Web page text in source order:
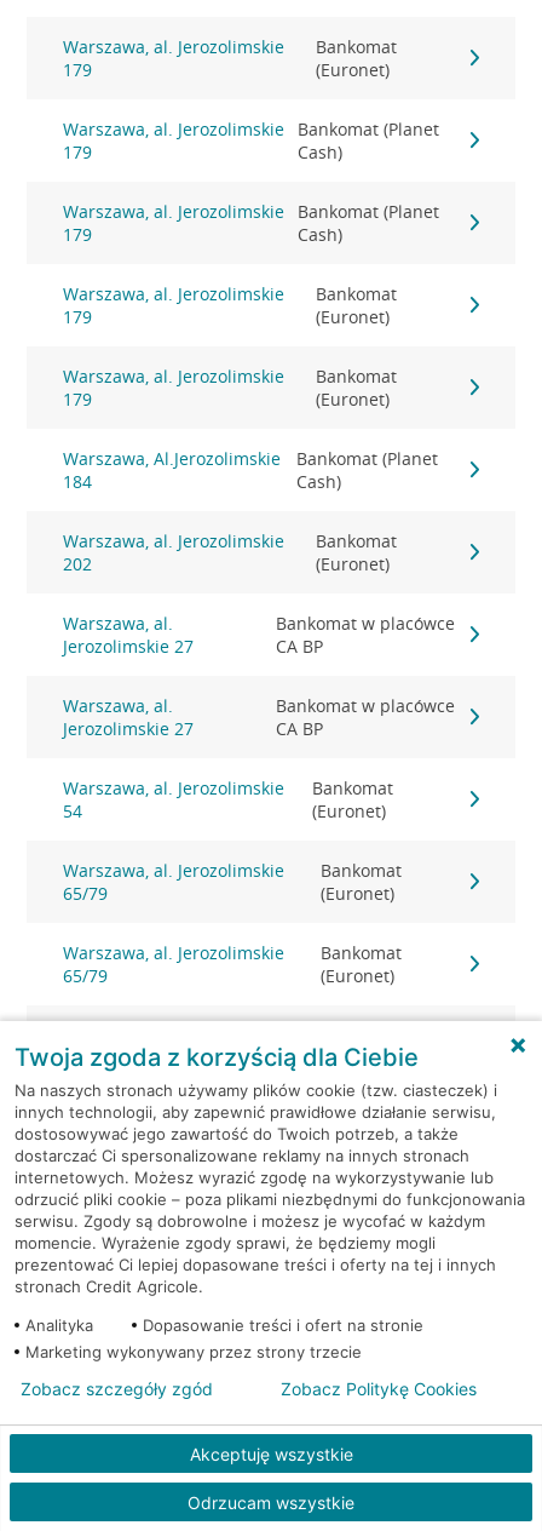
Warszawa, al. Jerozolimskie
179
Bankomat
(Euronet)
Warszawa, al. Jerozolimskie
179
Bankomat (Planet
Cash)
Warszawa, al. Jerozolimskie
179
Bankomat (Planet
Cash)
Warszawa, al. Jerozolimskie
179
Bankomat
(Euronet)
Warszawa, al. Jerozolimskie
179
Bankomat
(Euronet)
Warszawa, Al.Jerozolimskie
184
Bankomat (Planet
Cash)
Warszawa, al. Jerozolimskie
202
Bankomat
(Euronet)
Warszawa, al.
Jerozolimskie 27
Bankomat w placówce
CA BP
Warszawa, al.
Jerozolimskie 27
Bankomat w placówce
CA BP
Warszawa, al. Jerozolimskie
54
Bankomat
(Euronet)
Warszawa, al. Jerozolimskie
65/79
Bankomat
(Euronet)
Warszawa, al. Jerozolimskie
65/79
Bankomat
(Euronet)
87
Cash)
Warszawa, al. Jerozolimskie -
podziemia
Bankomat
(Euronet)
Warszawa, al. Józefa
Piłsudskiego 2
Bankomat
(Euronet)
Warszawa, al. KEN 19 Bankomat (Euronet)
Warszawa, al. KEN 20 Bankomat (Euronet)
Warszawa, al. KEN 36 Bankomat (Euronet)
Warszawa, al. KEN 47 lok. 289 Bankomat (Euronet)
Warszawa, al. Komisji Edukacji Bankomat w
Twoja zgoda z korzyścią dla Ciebie
Na naszych stronach używamy plików cookie (tzw. ciasteczek) i
innych technologii, aby zapewnić prawidłowe działanie serwisu,
dostosowywać jego zawartość do Twoich potrzeb, a także
dostarczać Ci spersonalizowane reklamy na innych stronach
internetowych. Możesz wyrazić zgodę na wykorzystywanie lub
odrzucić pliki cookie – poza plikami niezbędnymi do funkcjonowania
serwisu. Zgody są dobrowolne i możesz je wycofać w każdym
momencie. Wyrażenie zgody sprawi, że będziemy mogli
prezentować Ci lepiej dopasowane treści i oferty na tej i innych
stronach Credit Agricole.
Analityka
Dopasowanie treści i ofert na stronie
Marketing wykonywany przez strony trzecie
Akceptuję wszystkie
Odrzucam wszystkie
Zobacz szczegóły zgód Zobacz Politykę Cookies